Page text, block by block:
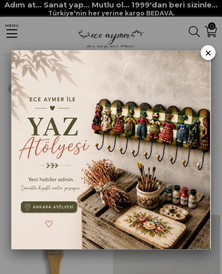
Adım at... Sanat yap... Mutlu ol... 1999'dan beri sizinle...
Türkiye'nin her yerine kargo BEDAVA.
0
MENU
Anasayfa FIRÇALAR ESKİTME FIRÇALARI
Eskitme Fırça no. 1.5
₺90,00
Eskitme Fırçası no 2
₺100,00
×